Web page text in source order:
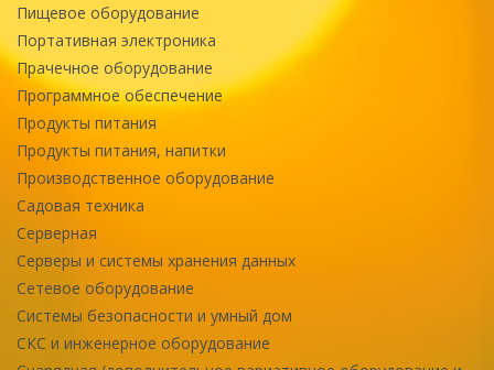
Пищевое оборудование
Портативная электроника
Прачечное оборудование
Программное обеспечение
Продукты питания
Продукты питания, напитки
Производственное оборудование
Садовая техника
Серверная
Серверы и системы хранения данных
Сетевое оборудование
Системы безопасности и умный дом
СКС и инженерное оборудование